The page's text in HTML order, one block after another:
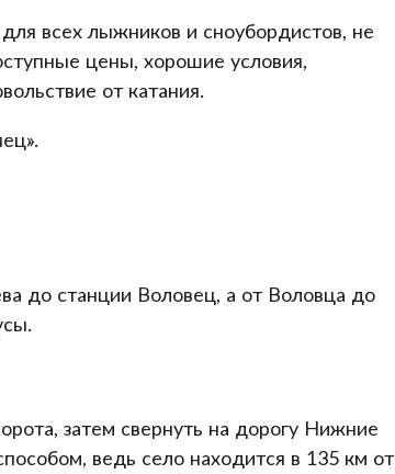
всех лыжников и сноубордистов, не
цены, хорошие условия,
от катания.
до станции Воловец, а от Воловца до
затем свернуть на дорогу Нижние
ведь село находится в 135 км от